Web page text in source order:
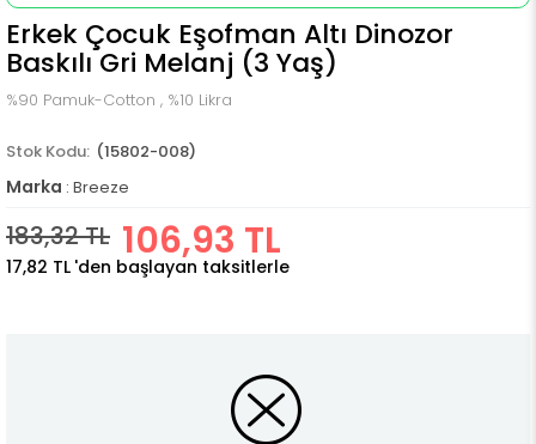
Erkek Çocuk Eşofman Altı Dinozor
Baskılı Gri Melanj (3 Yaş)
%90 Pamuk-Cotton , %10 Likra
(15802-008)
Marka : Breeze
183,32 TL 106,93 TL
17,82 TL 'den başlayan taksitlerle